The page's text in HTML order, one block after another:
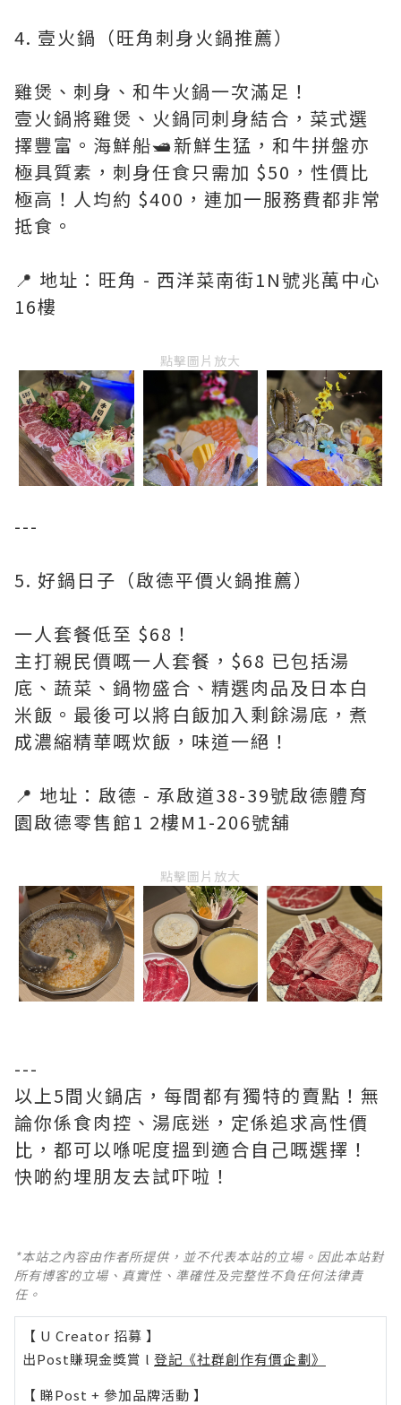
4. 壹火鍋（旺角刺身火鍋推薦）
雞煲、刺身、和牛火鍋一次滿足！
壹火鍋將雞煲、火鍋同刺身結合，菜式選
擇豐富。海鮮船🛥新鮮生猛，和牛拼盤亦
極具質素，刺身任食只需加 $50，性價比
極高！人均約 $400，連加一服務費都非常
抵食。
📍 地址：旺角 - 西洋菜南街1N號兆萬中心
16樓
點擊圖片放大
---
5. 好鍋日子（啟德平價火鍋推薦）
一人套餐低至 $68！
主打親民價嘅一人套餐，$68 已包括湯
底、蔬菜、鍋物盛合、精選肉品及日本白
米飯。最後可以將白飯加入剩餘湯底，煮
成濃縮精華嘅炊飯，味道一絕！
📍 地址：啟德 - 承啟道38-39號啟德體育
園啟德零售館1 2樓M1-206號舖
點擊圖片放大
---
以上5間火鍋店，每間都有獨特的賣點！無
論你係食肉控、湯底迷，定係追求高性價
比，都可以喺呢度搵到適合自己嘅選擇！
快啲約埋朋友去試吓啦！
*本站之內容由作者所提供，並不代表本站的立場。因此本站對
所有博客的立場、真實性、準確性及完整性不負任何法律責
任。
【 U Creator 招募 】
出Post賺現金獎賞 l 登記《社群創作有價企劃》
【 睇Post + 參加品牌活動 】